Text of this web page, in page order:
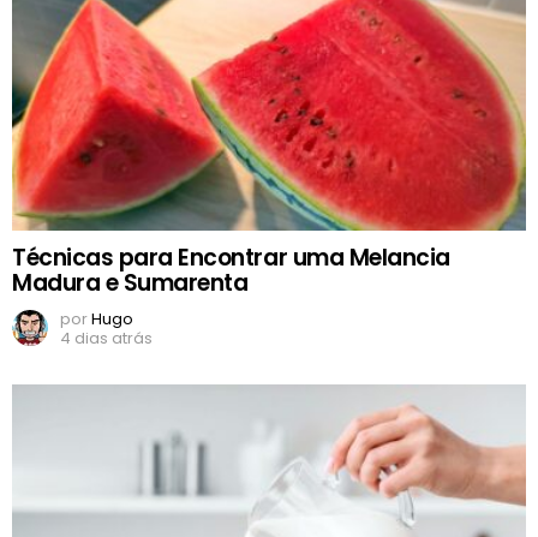
Técnicas para Encontrar uma Melancia
Madura e Sumarenta
porHugo
4 dias atrás